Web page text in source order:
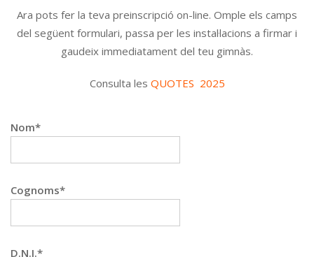
Ara pots fer la teva preinscripció on-line. Omple els camps
del següent formulari, passa per les instal·lacions a firmar i
gaudeix immediatament del teu gimnàs.
Consulta les QUOTES 2025
Nom*
Cognoms*
D.N.I.*